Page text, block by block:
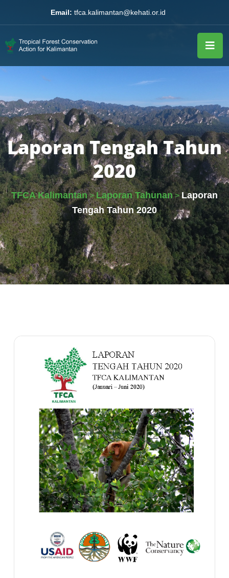
Email: tfca.kalimantan@kehati.or.id
Laporan Tengah Tahun
2020
TFCA Kalimantan>Laporan Tahunan>Laporan
Tengah Tahun 2020